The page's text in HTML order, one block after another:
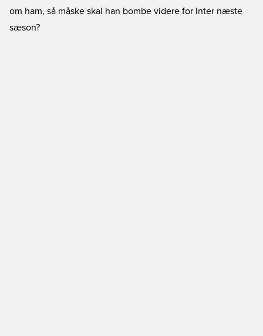
om ham, så måske skal han bombe videre for Inter næste
sæson?